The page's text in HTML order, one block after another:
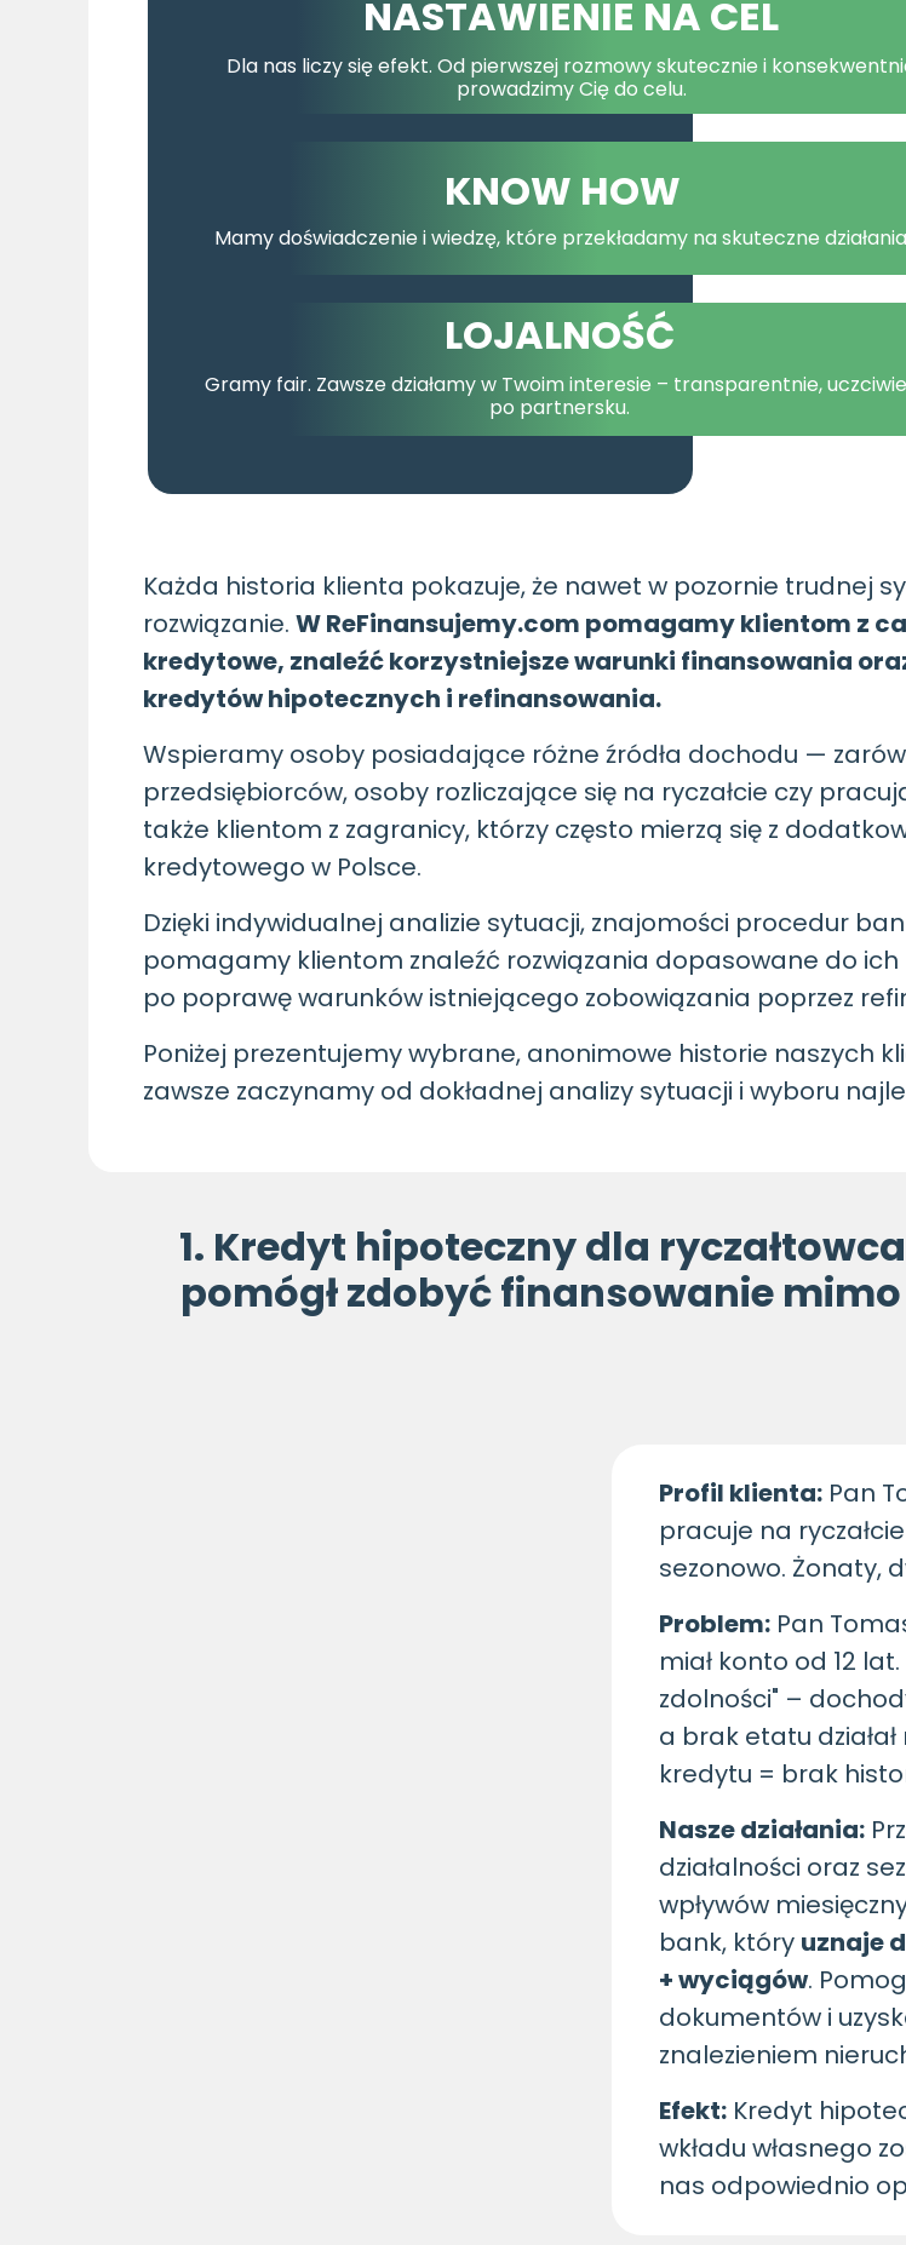
1. Kredyt hipoteczny dla
pomógł zdobyć finansowanie
Profil klienta: Pan
pracuje na
sezonowo. Żonaty,
Problem: Pan
miał konto od 12
zdolności" –
a brak etatu
kredytu = brak
Nasze działania:
działalności oraz
wpływów
bank, który uznaje
+ wyciągów.
dokumentów i
znalezieniem
Efekt: Kredyt
wkładu własnego
nas odpowiednio
Gramy fair. Zawsze działamy w Twoim interesie – transparentnie,
po partnersku.
LOJALNOŚĆ
Mamy doświadczenie i wiedzę, które przekładamy na skuteczne
KNOW HOW
Dla nas liczy się efekt. Od pierwszej rozmowy skutecznie i
prowadzimy Cię do celu.
NASTAWIENIE NA CEL
Każda historia klienta pokazuje, że nawet w pozornie trudnej
rozwiązanie. W ReFinansujemy.com pomagamy klientom z
kredytowe, znaleźć korzystniejsze warunki finansowania
kredytów hipotecznych i refinansowania.
Wspieramy osoby posiadające różne źródła dochodu —
przedsiębiorców, osoby rozliczające się na ryczałcie czy
także klientom z zagranicy, którzy często mierzą się z
kredytowego w Polsce.
Dzięki indywidualnej analizie sytuacji, znajomości procedur
pomagamy klientom znaleźć rozwiązania dopasowane do
po poprawę warunków istniejącego zobowiązania poprzez
Poniżej prezentujemy wybrane, anonimowe historie naszych
zawsze zaczynamy od dokładnej analizy sytuacji i wyboru